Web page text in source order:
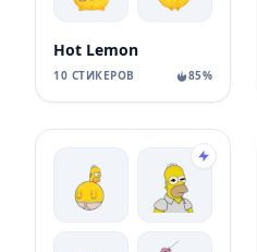
Hot Lemon
10 СТИКЕРОВ 85%